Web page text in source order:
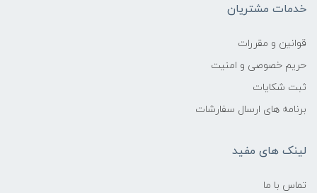
خدمات مشتریان
قوانین و مقررات
حریم خصوصی و امنیت
ثبت شکایات
برنامه های ارسال سفارشات
لینک های مفید
تماس با ما